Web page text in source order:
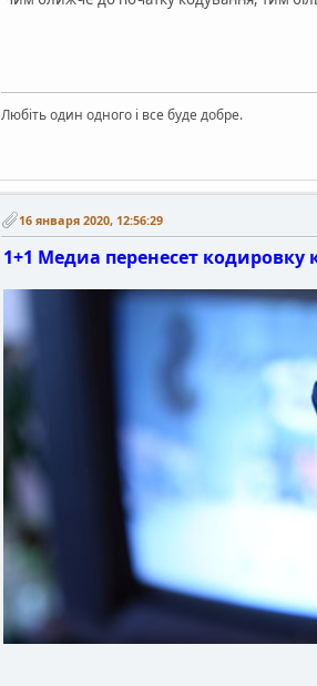
Любіть один одного і все буде добре.
16 января 2020, 12:56:29
1+1 Медиа перенесет кодировку